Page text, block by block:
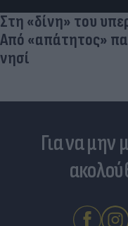
Στη «δίνη» του
Από «απάτητος»
νησί
Για να μην